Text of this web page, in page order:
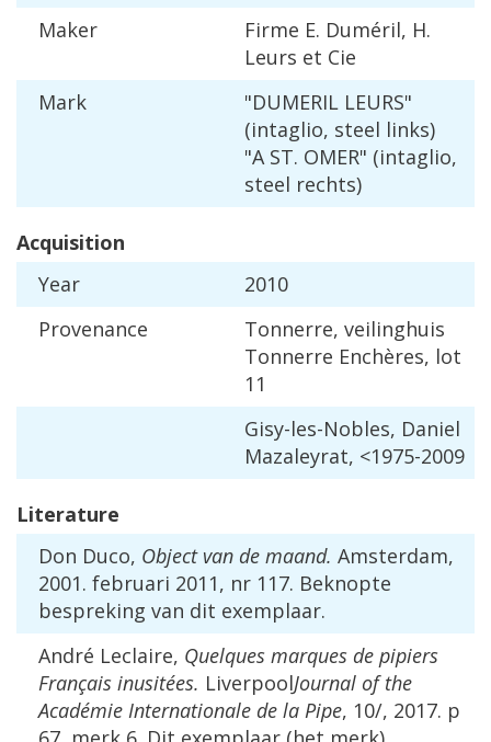
Maker
Firme E. Duméril, H.
Leurs et Cie
Mark
"DUMERIL LEURS"
(intaglio, steel links)
"A ST. OMER" (intaglio,
steel rechts)
Acquisition
Year
2010
Provenance
Tonnerre, veilinghuis
Tonnerre Enchères, lot
11
Gisy-les-Nobles, Daniel
Mazaleyrat, <1975-2009
Literature
Don Duco, Object van de maand. Amsterdam,
2001. februari 2011, nr 117. Beknopte
bespreking van dit exemplaar.
André Leclaire, Quelques marques de pipiers
Français inusitées. LiverpoolJournal of the
Académie Internationale de la Pipe, 10/, 2017. p